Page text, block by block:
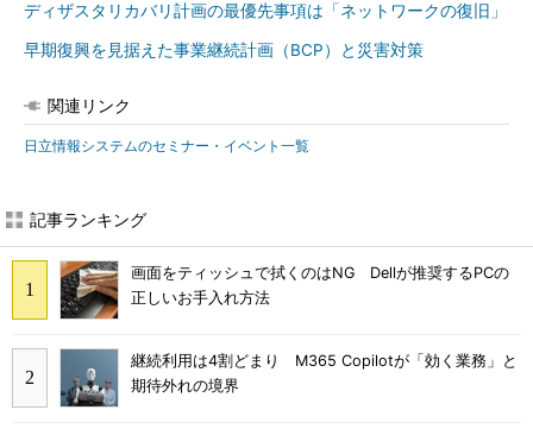
ディザスタリカバリ計画の最優先事項は「ネットワークの復旧」
早期復興を見据えた事業継続計画（BCP）と災害対策
関連リンク
日立情報システムのセミナー・イベント一覧
記事ランキング
画面をティッシュで拭くのはNG Dellが推奨するPCの
正しいお手入れ方法
継続利用は4割どまり M365 Copilotが「効く業務」と
期待外れの境界